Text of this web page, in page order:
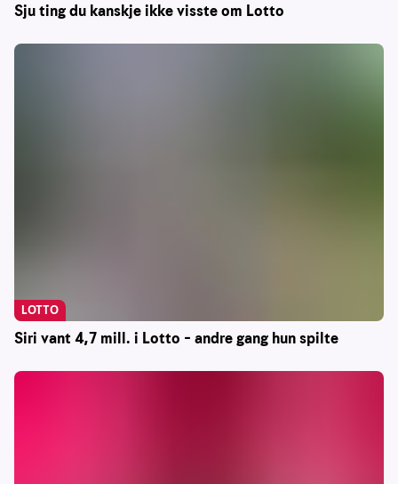
Sju ting du kanskje ikke visste om Lotto
Siri vant 4,7 mill. i Lotto – andre gang hun spilte
LOTTO